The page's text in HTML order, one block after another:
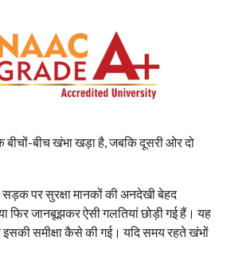
बीचों-बीच खंभा खड़ा है, जबकि दूसरी ओर दो
सड़क पर सुरक्षा मानकों की अनदेखी बेहद
फिर जानबूझकर ऐसी गलतियां छोड़ी गई हैं। यह
इसकी समीक्षा कैसे की गई। यदि समय रहते खंभों